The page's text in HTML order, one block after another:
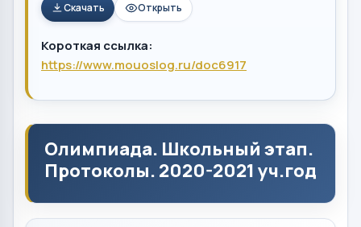
Скачать Открыть
Короткая ссылка:
https://www.mouoslog.ru/doc6917
Олимпиада. Школьный этап.
Протоколы. 2020-2021 уч.год